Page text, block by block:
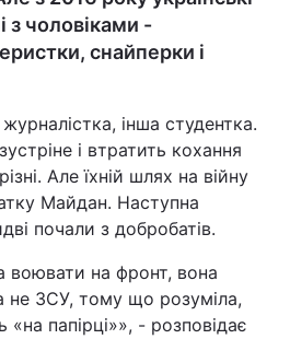
з чоловіками -
снайперки і
інша студентка.
і втратить кохання
Але їхній шлях на війну
Майдан. Наступна
почали з добробатів.
воювати на фронт, вона
не ЗСУ, тому що розуміла,
«на папірці»», - розповідає